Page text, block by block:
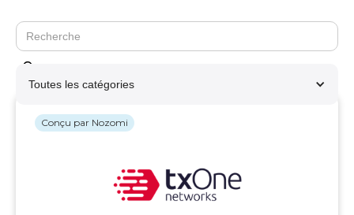
Toutes les catégories
Conçu par Nozomi